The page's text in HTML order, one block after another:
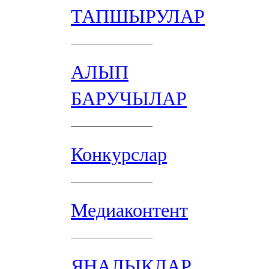
ТАПШЫРУЛАР
АЛЫП
БАРУЧЫЛАР
Конкурслар
Медиаконтент